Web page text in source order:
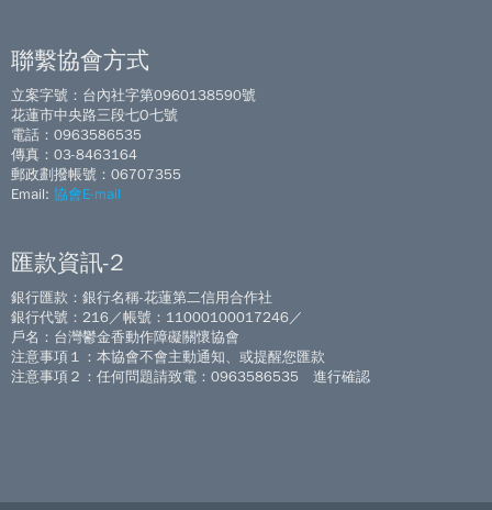
聯繫協會方式
立案字號：台內社字第0960138590號
花蓮市中央路三段七O七號
電話：0963586535
傳真：03-8463164
郵政劃撥帳號：06707355
Email: 協會E-mail
匯款資訊-2
銀行匯款：銀行名稱-花蓮第二信用合作社
銀行代號：216／帳號：11000100017246／
戶名：台灣鬱金香動作障礙關懷協會
注意事項１：本協會不會主動通知、或提醒您匯款
注意事項２：任何問題請致電：0963586535 進行確認